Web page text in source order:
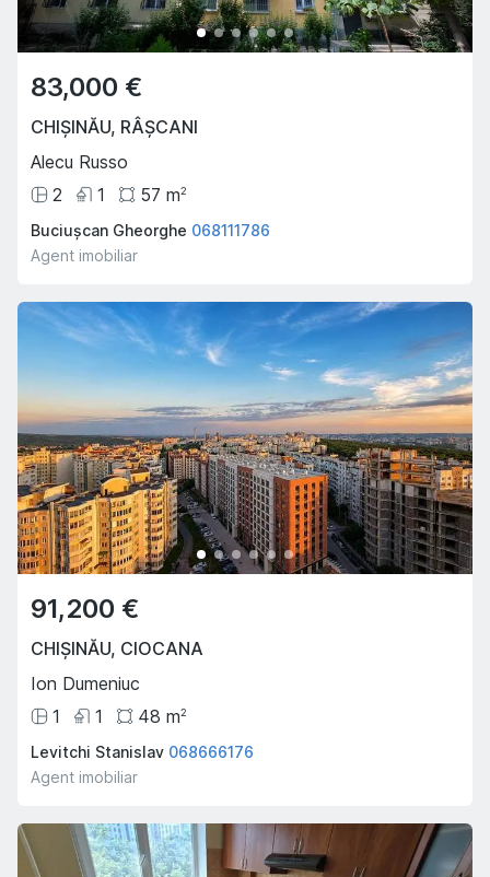
83,000 €
CHIȘINĂU, RÂȘCANI
Alecu Russo
2
1 57 m2
Buciușcan Gheorghe 068111786
Agent imobiliar
91,200 €
CHIȘINĂU, CIOCANA
Ion Dumeniuc
1
1 48 m2
Levitchi Stanislav 068666176
Agent imobiliar